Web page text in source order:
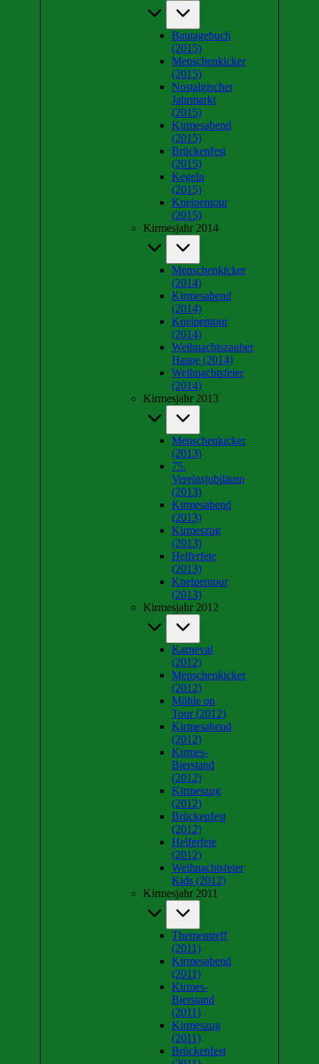
Bautagebuch
(2015)
Menschenkicker
(2015)
Nostalgischer
Jahrmarkt
(2015)
Kirmesabend
(2015)
Brückenfest
(2015)
Kegeln
(2015)
Kneipentour
(2015)
Kirmesjahr 2014
Menschenkicker
(2014)
Kirmesabend
(2014)
Kneipentour
(2014)
Weihnachtszauber
Haspe (2014)
Weihnachtsfeier
(2014)
Kirmesjahr 2013
Menschenkicker
(2013)
75.
Vereinsjubiläum
(2013)
Kirmesabend
(2013)
Kirmeszug
(2013)
Helferfete
(2013)
Kneipentour
(2013)
Kirmesjahr 2012
Karneval
(2012)
Menschenkicker
(2012)
Mühle on
Tour (2012)
Kirmesabend
(2012)
Kirmes-
Bierstand
(2012)
Kirmeszug
(2012)
Brückenfest
(2012)
Helferfete
(2012)
Weihnachtsfeier
Kids (2012)
Kirmesjahr 2011
Thementreff
(2011)
Kirmesabend
(2011)
Kirmes-
Bierstand
(2011)
Kirmeszug
(2011)
Brückenfest